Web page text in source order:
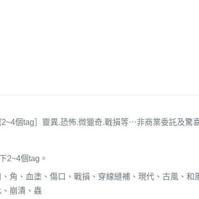
個tag］靈異.恐怖.微獵奇.戰損等⋯非商業委託及驚
2~4個tag。
、角、血塗、傷口、戰損、穿線縫補、現代、古風、
崩潰、蟲